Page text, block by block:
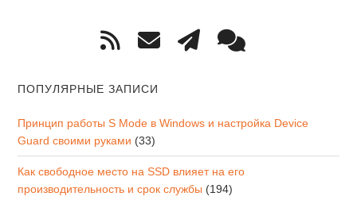
ПОПУЛЯРНЫЕ ЗАПИСИ
Принцип работы S Mode в Windows и настройка Device
Guard своими руками (33)
Как свободное место на SSD влияет на его
производительность и срок службы (194)